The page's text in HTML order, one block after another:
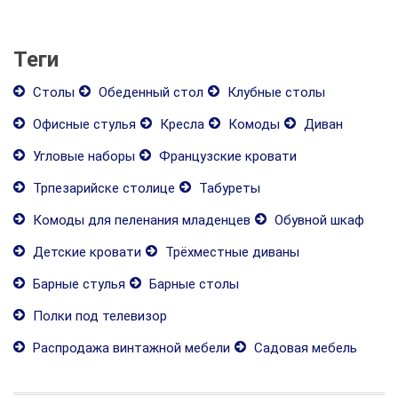
Теги
Столы Обеденный стол
Клубные столы
Офисные стулья
Кресла Комоды
Диван
Угловые наборы
Французские кровати
Трпезарийске столице
Табуреты
Комоды для пеленания младенцев
Oбувной шкаф
Детские кровати
Трёхместные диваны
Барные стулья
Барные столы
Полки под телевизор
Распродажа винтажной мебели
Садовая мебель